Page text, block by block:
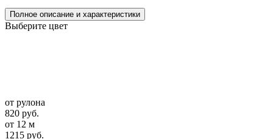
Полное описание и характеристики
Выберите цвет
от рулона
820 руб.
от 12 м
1215 руб.